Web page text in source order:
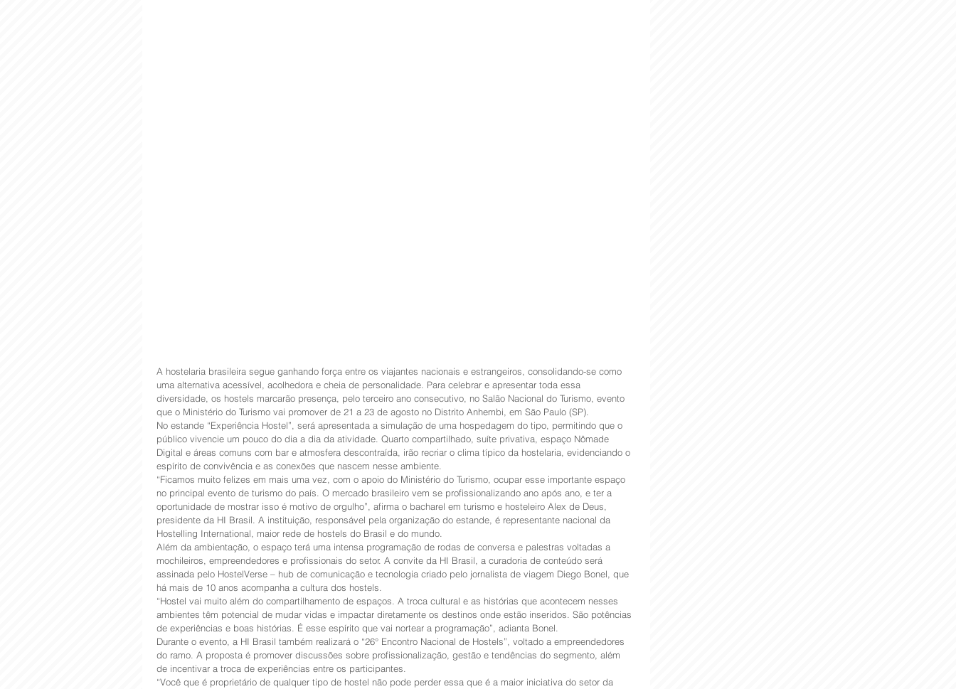
A hostelaria brasileira segue ganhando força entre os viajantes nacionais e estrangeiros, consolidando-se como
uma alternativa acessível, acolhedora e cheia de personalidade. Para celebrar e apresentar toda essa
diversidade, os hostels marcarão presença, pelo terceiro ano consecutivo, no Salão Nacional do Turismo, evento
que o Ministério do Turismo vai promover de 21 a 23 de agosto no Distrito Anhembi, em São Paulo (SP).
No estande “Experiência Hostel”, será apresentada a simulação de uma hospedagem do tipo, permitindo que o
público vivencie um pouco do dia a dia da atividade. Quarto compartilhado, suíte privativa, espaço Nômade
Digital e áreas comuns com bar e atmosfera descontraída, irão recriar o clima típico da hostelaria, evidenciando o
espírito de convivência e as conexões que nascem nesse ambiente.
“Ficamos muito felizes em mais uma vez, com o apoio do Ministério do Turismo, ocupar esse importante espaço
no principal evento de turismo do país. O mercado brasileiro vem se profissionalizando ano após ano, e ter a
oportunidade de mostrar isso é motivo de orgulho”, afirma o bacharel em turismo e hosteleiro Alex de Deus,
presidente da HI Brasil. A instituição, responsável pela organização do estande, é representante nacional da
Hostelling International, maior rede de hostels do Brasil e do mundo.
Além da ambientação, o espaço terá uma intensa programação de rodas de conversa e palestras voltadas a
mochileiros, empreendedores e profissionais do setor. A convite da HI Brasil, a curadoria de conteúdo será
assinada pelo HostelVerse – hub de comunicação e tecnologia criado pelo jornalista de viagem Diego Bonel, que
há mais de 10 anos acompanha a cultura dos hostels.
“Hostel vai muito além do compartilhamento de espaços. A troca cultural e as histórias que acontecem nesses
ambientes têm potencial de mudar vidas e impactar diretamente os destinos onde estão inseridos. São potências
de experiências e boas histórias. É esse espírito que vai nortear a programação”, adianta Bonel.
Durante o evento, a HI Brasil também realizará o “26° Encontro Nacional de Hostels”, voltado a empreendedores
do ramo. A proposta é promover discussões sobre profissionalização, gestão e tendências do segmento, além
de incentivar a troca de experiências entre os participantes.
“Você que é proprietário de qualquer tipo de hostel não pode perder essa que é a maior iniciativa do setor da